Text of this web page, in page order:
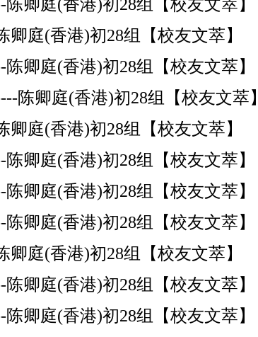
卿庭(香港)初28组【校友文萃】
庭(香港)初28组【校友文萃】
卿庭(香港)初28组【校友文萃】
陈卿庭(香港)初28组【校友文萃】
庭(香港)初28组【校友文萃】
卿庭(香港)初28组【校友文萃】
卿庭(香港)初28组【校友文萃】
卿庭(香港)初28组【校友文萃】
庭(香港)初28组【校友文萃】
卿庭(香港)初28组【校友文萃】
卿庭(香港)初28组【校友文萃】